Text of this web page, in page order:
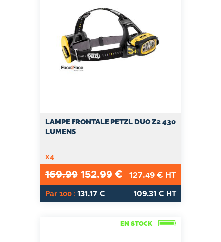
LAMPE FRONTALE PETZL DUO Z2 430
LUMENS
x4
169.99152.99 € 127.49€ HT
Par 100 : 131.17€ 109.31 € HT
EN STOCK